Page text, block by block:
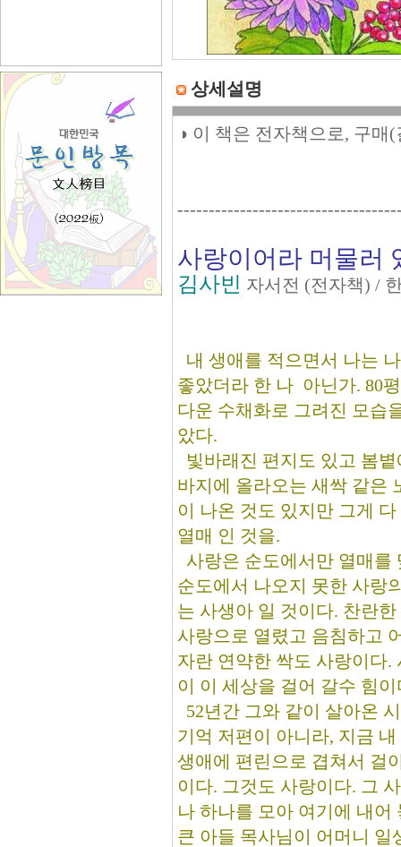
상세설명
◑ 이 책은 전자책으로, 구매
사랑이어라 머물러
김사빈 자서전 (전자책) /
내 생애를 적으면서 나는
좋았더라 한 나 아닌가. 80
다운 수채화로 그려진 모습
았다.
빛바래진 편지도 있고 봄
바지에 올라오는 새싹 같은
이 나온 것도 있지만 그게
열매 인 것을.
사랑은 순도에서만 열매를
순도에서 나오지 못한 사랑
는 사생아 일 것이다. 찬란한
사랑으로 열렸고 음침하고
자란 연약한 싹도 사랑이다.
이 이 세상을 걸어 갈수 힘이
52년간 그와 같이 살아온
기억 저편이 아니라, 지금 내
생애에 편린으로 겹쳐서 걸
이다. 그것도 사랑이다. 그
나 하나를 모아 여기에 내어
큰 아들 목사님이 어머니 일